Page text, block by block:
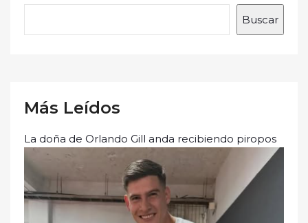
Buscar
Más Leídos
La doña de Orlando Gill anda recibiendo piropos